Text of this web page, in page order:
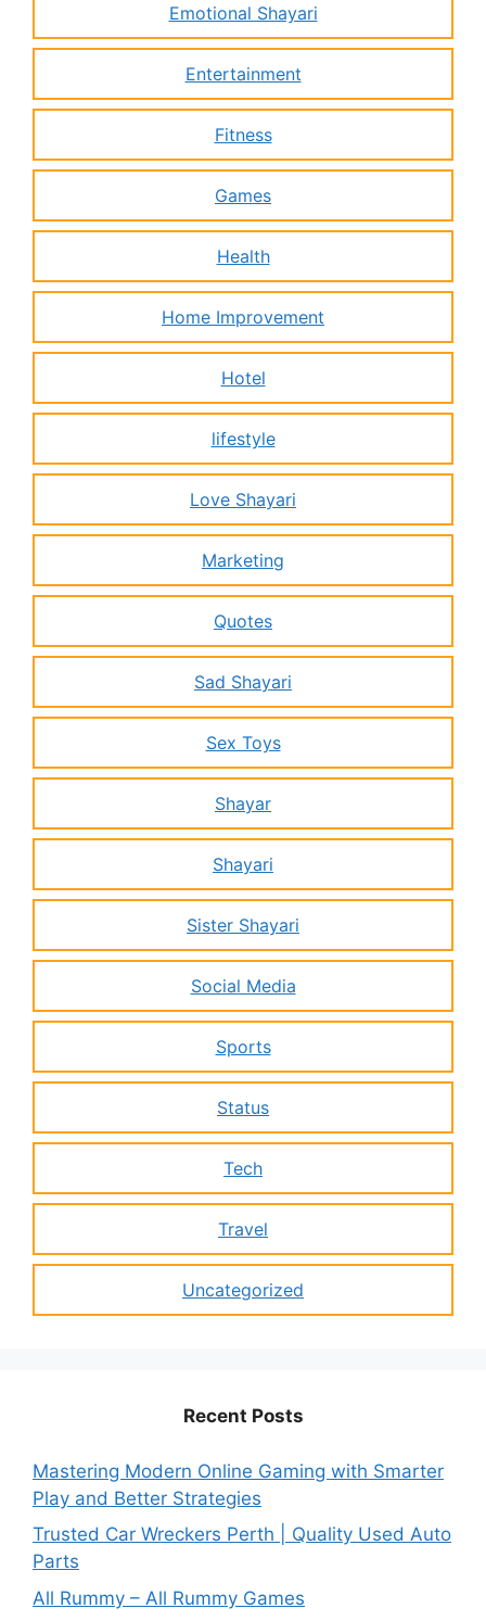
Emotional Shayari
Entertainment
Fitness
Games
Health
Home Improvement
Hotel
lifestyle
Love Shayari
Marketing
Quotes
Sad Shayari
Sex Toys
Shayar
Shayari
Sister Shayari
Social Media
Sports
Status
Tech
Travel
Uncategorized
Recent Posts
Mastering Modern Online Gaming with Smarter
Play and Better Strategies
Trusted Car Wreckers Perth | Quality Used Auto
Parts
All Rummy – All Rummy Games